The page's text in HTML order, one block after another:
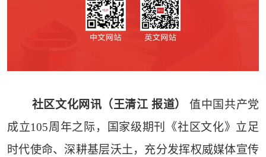
社区文化网讯（王清江 报道） 值中国共产党
成立105周年之际，国家级期刊《社区文化》立足
时代使命、深耕基层沃土，充分发挥权威媒体宣传